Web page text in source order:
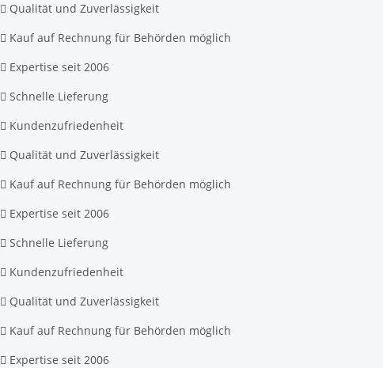
Qualität und Zuverlässigkeit
Kauf auf Rechnung für Behörden möglich
Expertise seit 2006
Schnelle Lieferung
Kundenzufriedenheit
Qualität und Zuverlässigkeit
Kauf auf Rechnung für Behörden möglich
Expertise seit 2006
Schnelle Lieferung
Kundenzufriedenheit
Qualität und Zuverlässigkeit
Kauf auf Rechnung für Behörden möglich
Expertise seit 2006